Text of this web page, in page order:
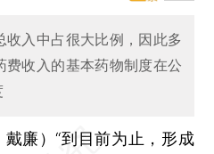
入中占很大比例，因此多
收入的基本药物制度在公
戴廉）“到目前为止，形成